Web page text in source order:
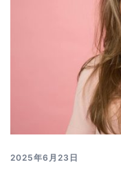
2025年6月23日